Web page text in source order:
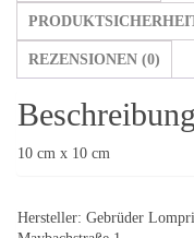
REZENSIONEN (0)
Beschreibung
10 cm x 10 cm
Hersteller: Gebrüder